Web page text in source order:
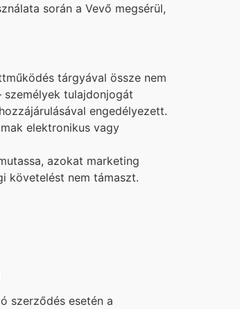
során a Vevő megsérül,
tárgyával össze nem
személyek tulajdonjogát
engedélyezett.
elektronikus vagy
azokat marketing
követelést nem támaszt.
szerződés esetén a